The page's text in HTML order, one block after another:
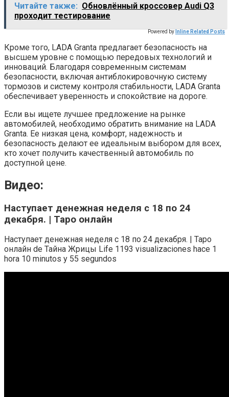
Читайте также: Обновлённый кроссовер Audi Q3
проходит тестирование
Powered by Inline Related Posts
Кроме того, LADA Granta предлагает безопасность на
высшем уровне с помощью передовых технологий и
инноваций. Благодаря современным системам
безопасности, включая антиблокировочную систему
тормозов и систему контроля стабильности, LADA Granta
обеспечивает уверенность и спокойствие на дороге.
Если вы ищете лучшее предложение на рынке
автомобилей, необходимо обратить внимание на LADA
Granta. Ее низкая цена, комфорт, надежность и
безопасность делают ее идеальным выбором для всех,
кто хочет получить качественный автомобиль по
доступной цене.
Видео:
Наступает денежная неделя с 18 по 24
декабря. | Таро онлайн
Наступает денежная неделя с 18 по 24 декабря. | Таро
онлайн de Тайна Жрицы Life 1193 visualizaciones hace 1
hora 10 minutos y 55 segundos